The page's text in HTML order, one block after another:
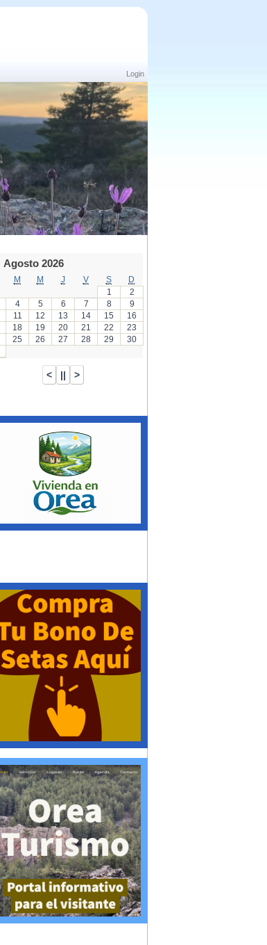
Login
Agosto 2026
M M J V S
D
1
2
4 5 6 7 8
9
11 12 13 14 15
16
18 19 20 21 22
23
25 26 27 28 29
30